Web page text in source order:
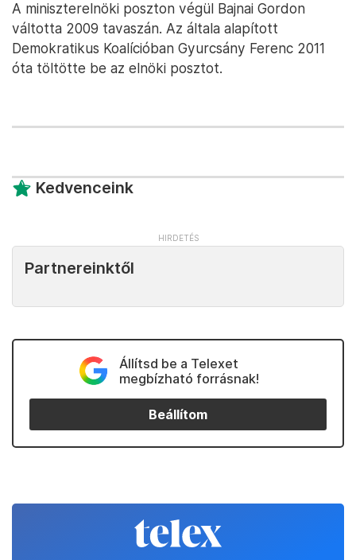
A miniszterelnöki poszton végül Bajnai Gordon
váltotta 2009 tavaszán. Az általa alapított
Demokratikus Koalícióban Gyurcsány Ferenc 2011
óta töltötte be az elnöki posztot.
Kedvenceink
Partnereinktől
Állítsd be a Telexet
megbízható forrásnak!
Beállítom